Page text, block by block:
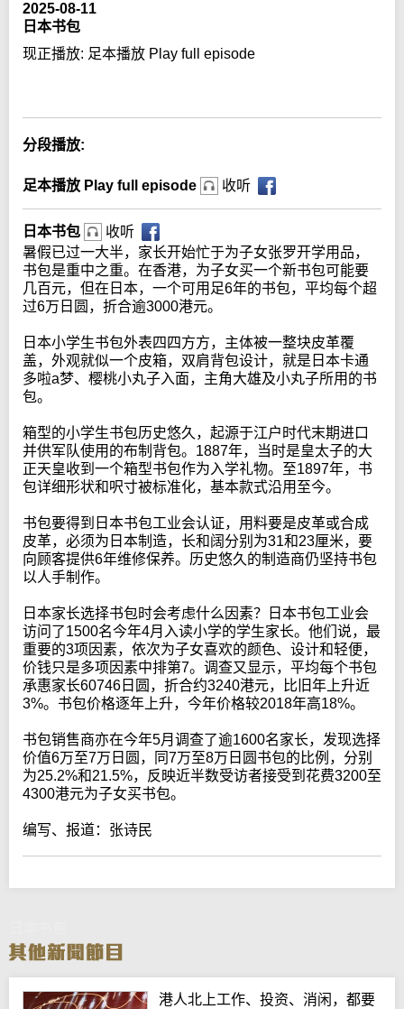
2025-08-11
日本书包
现正播放: 足本播放 Play full episode
分段播放:
足本播放 Play full episode 收听
日本书包
收听
暑假已过一大半，家长开始忙于为子女张罗开学用品，
书包是重中之重。在香港，为子女买一个新书包可能要
几百元，但在日本，一个可用足6年的书包，平均每个超
过6万日圆，折合逾3000港元。
日本小学生书包外表四四方方，主体被一整块皮革覆
盖，外观就似一个皮箱，双肩背包设计，就是日本卡通
多啦a梦、樱桃小丸子入面，主角大雄及小丸子所用的书
包。
箱型的小学生书包历史悠久，起源于江户时代末期进口
并供军队使用的布制背包。1887年，当时是皇太子的大
正天皇收到一个箱型书包作为入学礼物。至1897年，书
包详细形状和呎寸被标准化，基本款式沿用至今。
书包要得到日本书包工业会认证，用料要是皮革或合成
皮革，必须为日本制造，长和阔分别为31和23厘米，要
向顾客提供6年维修保养。历史悠久的制造商仍坚持书包
以人手制作。
日本家长选择书包时会考虑什么因素？日本书包工业会
访问了1500名今年4月入读小学的学生家长。他们说，最
重要的3项因素，依次为子女喜欢的颜色、设计和轻便，
价钱只是多项因素中排第7。调查又显示，平均每个书包
承惠家长60746日圆，折合约3240港元，比旧年上升近
3%。书包价格逐年上升，今年价格较2018年高18%。
书包销售商亦在今年5月调查了逾1600名家长，发现选择
价值6万至7万日圆，同7万至8万日圆书包的比例，分别
为25.2%和21.5%，反映近半数受访者接受到花费3200至
4300港元为子女买书包。
编写、报道：张诗民
港人北上工作、投资、消闲，都要